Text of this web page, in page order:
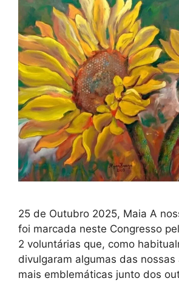
25 de Outubro 2025, Maia A
foi marcada neste Congresso
2 voluntárias que, como
divulgaram algumas das
mais emblemáticas junto dos